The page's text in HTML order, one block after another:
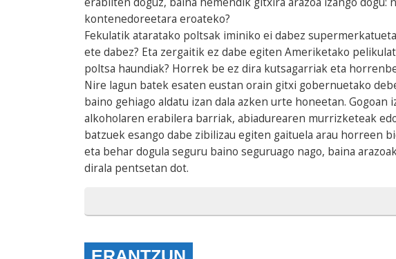
kontenedoreetara eroateko?
Fekulatik ataratako poltsak iminiko ei dabez
ete dabez? Eta zergaitik ez dabe egiten Ameriketako
poltsa haundiak? Horrek be ez dira kutsagarriak eta
Nire lagun batek esaten eustan orain gitxi gobernuetako
baino gehiago aldatu izan dala azken urte honeetan. Gogoan
alkoholaren erabilera barriak, abiadurearen murrizketeak
batzuek esango dabe zibilizau egiten gaituela arau horreen
eta behar dogula seguru baino seguruago nago, baina
dirala pentsetan dot.